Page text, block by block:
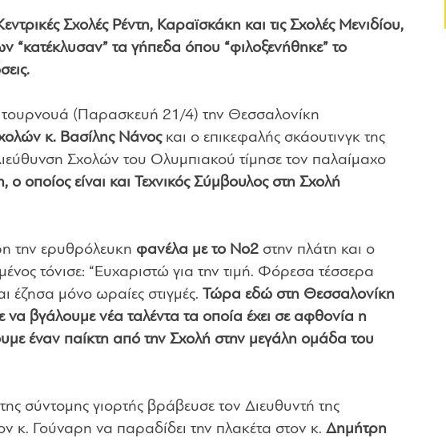
Σχολές Ρέντη, Καραϊσκάκη και τις Σχολές Μενιδίου,
“κατέκλυσαν” τα γήπεδα όπου “φιλοξενήθηκε” το
τουρνουά (Παρασκευή 21/4) την Θεσσαλονίκη
κ. Βασίλης Νάνοςκαι ο επικεφαλής σκάουτινγκ της
Σχολών του Ολυμπιακού τίμησε τον παλαίμαχο
ο οποίος είναι και Τεχνικός Σύμβουλος στη Σχολή
την ερυθρόλευκη φανέλα με το Νο2 στην πλάτη και ο
τόνισε: “Ευχαριστώ για την τιμή. Φόρεσα τέσσερα
έζησα μόνο ωραίες στιγμές. Τώρα εδώ στη Θεσσαλονίκη
βγάλουμε νέα ταλέντα τα οποία έχει σε αφθονία η
έναν παίκτη από την Σχολή στην μεγάλη ομάδα του
σύντομης γιορτής βράβευσε τον Διευθυντή της
κ. Γούναρη να παραδίδει την πλακέτα στον κ. Δημήτρη